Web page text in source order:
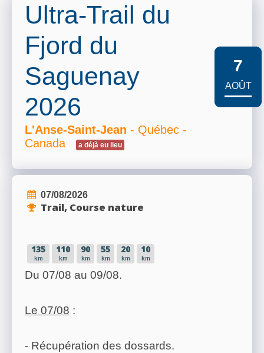
Ultra-Trail du
Fjord du
Saguenay
2026
L'Anse-Saint-Jean - Québec -
Canada
a déjà eu lieu
7
AOÛT
07/08/2026
Trail, Course nature
135
km
110
km
90
km
55
km
20
km
10
km
Du 07/08 au 09/08.
Le 07/08 :
- Récupération des dossards.